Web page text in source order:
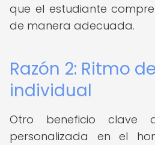
que el estudiante
de manera adecuada.
Razón 2: Ritmo
individual
Otro beneficio clave
personalizada en el